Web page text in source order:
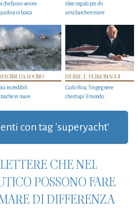
che fanno venire
in bocca
Idee regalo per chi
ama barche e mare
DA SOGNO
incredibili
in mare
STORIE E PERSONAGGI
Carlo Riva, l’ingegnere
che stupi' il mondo
con tag 'superyacht'
CHE NEL
POSSONO FARE
DI DIFFERENZA